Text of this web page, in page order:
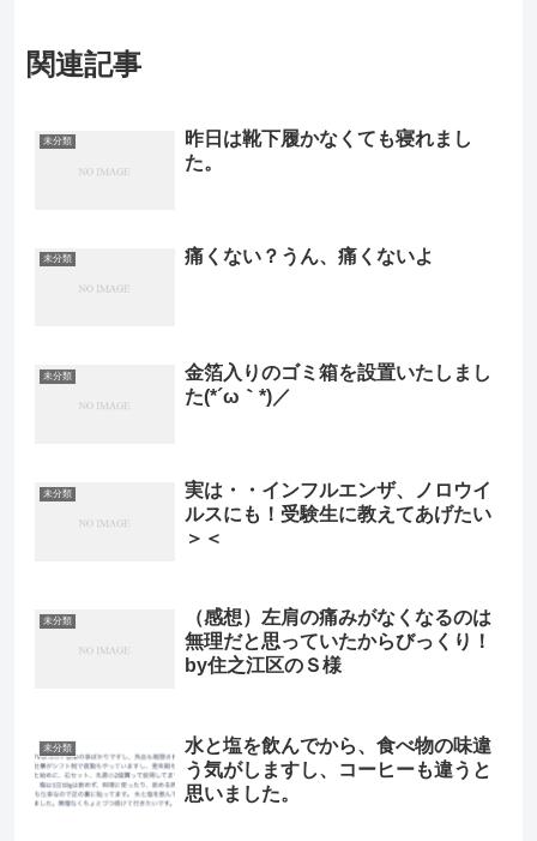
関連記事
未分類
昨日は靴下履かなくても寝れまし
た。
未分類 痛くない？うん、痛くないよ
未分類
金箔入りのゴミ箱を設置いたしまし
た(*´ω｀*)／
未分類
実は・・インフルエンザ、ノロウイ
ルスにも！受験生に教えてあげたい
＞＜
未分類
（感想）左肩の痛みがなくなるのは
無理だと思っていたからびっくり！
by住之江区のＳ様
未分類
水と塩を飲んでから、食べ物の味違
う気がしますし、コーヒーも違うと
思いました。